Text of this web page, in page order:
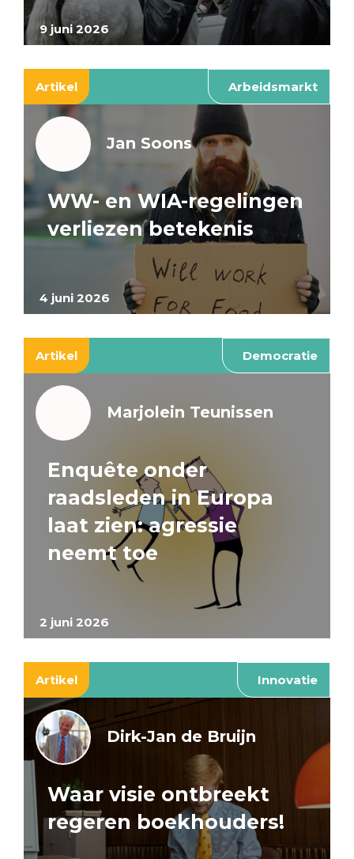
9 juni 2026
Artikel Arbeidsmarkt
4 juni 2026
Jan Soons
WW- en WIA-regelingen
verliezen betekenis
Artikel Democratie
2 juni 2026
Marjolein Teunissen
Enquête onder
raadsleden in Europa
laat zien: agressie
neemt toe
Artikel Innovatie
Dirk-Jan de Bruijn
Waar visie ontbreekt
regeren boekhouders!